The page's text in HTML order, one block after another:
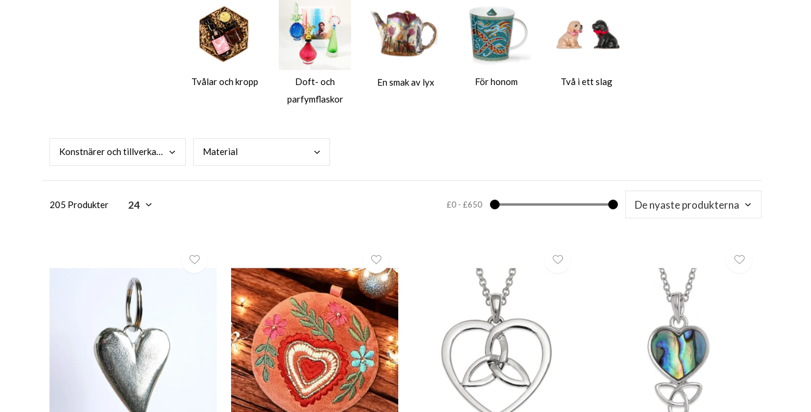
Tvålar och kropp
Doft- och
parfymflaskor
En smak av lyx För honom Två i ett slag
Konstnärer och tillverkare Material
205 Produkter £0- £650